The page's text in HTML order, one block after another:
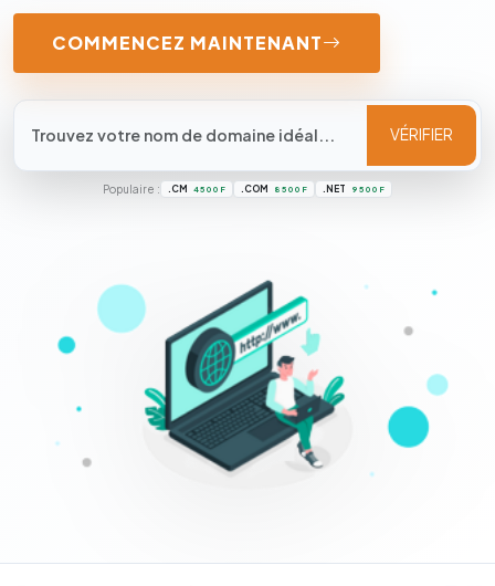
COMMENCEZ MAINTENANT
VÉRIFIER
Populaire : .CM 4 500 F .COM 8 500 F .NET 9 500 F